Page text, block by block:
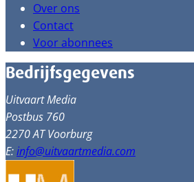
Over ons
Contact
Voor abonnees
Bedrijfsgegevens
Uitvaart Media
Postbus 760
2270 AT Voorburg
E:info@uitvaartmedia.com